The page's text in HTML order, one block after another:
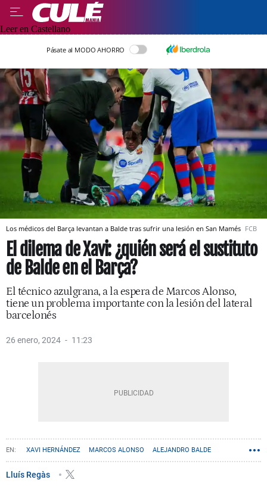
Leer en Castellano
Pásate al MODO AHORRO
Los médicos del Barça levantan a Balde tras sufrir una lesión en San Mamés FCB
El dilema de Xavi: ¿quién será el sustituto
de Balde en el Barça?
El técnico azulgrana, a la espera de Marcos Alonso,
tiene un problema importante con la lesión del lateral
barcelonés
26 enero, 2024 11:23
XAVI HERNÁNDEZ MARCOS ALONSO ALEJANDRO BALDE
JOAO CANCELO
Lluís Regàs